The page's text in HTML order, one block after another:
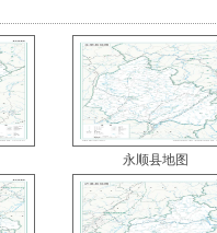
永顺县地图